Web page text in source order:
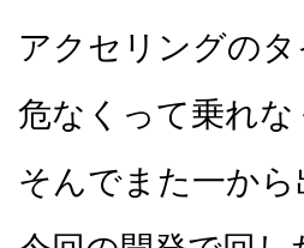
アクセリングの
危なくって乗れ
そんでまた一から